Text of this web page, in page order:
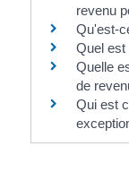
revenu
Qu'est-
Quel est
Quelle
de
Qui est